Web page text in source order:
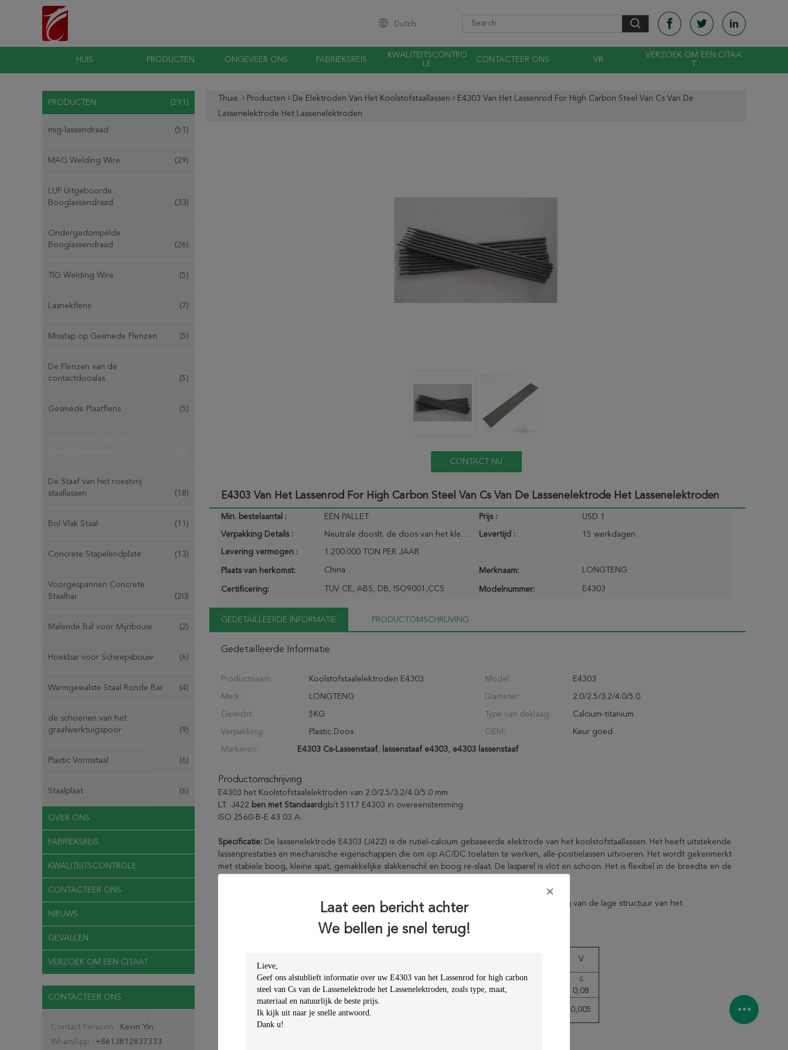
Laat een bericht achter
We bellen je snel terug!
Dutch
HUIS PRODUCTEN ONGEVEER ONS FABRIEKSREIS
KWALITEITSCONTRO
LE
CONTACTEER ONS VR
VERZOEK OM EEN CITAA
PRODUCTEN (291)
mig-lassendraad (51)
MAG Welding Wire (29)
LUF Uitgeboorde
Booglassendraad
(33)
Ondergedompelde
Booglassendraad
(26)
TIG Welding Wire (5)
Lasnekflens (7)
Misstap op Gesmede Flenzen (5)
De Flenzen van de
contactdooslas
(5)
Gesmede Plaatflens (5)
De Staaf van het roestvrij
staallassen
(18)
Bol Vlak Staal (11)
Concrete Stapelendplate (13)
Voorgespannen Concrete
Staalbar
(20)
Malende Bal voor Mijnbouw (2)
Hoekbar voor Scheepsbouw (6)
Warmgewalste Staal Ronde Bar (4)
de schoenen van het
graafwerktuigspoor
(9)
Plastic Vormstaal (6)
Staalplaat (6)
OVER ONS
FABRIEKSREIS
KWALITEITSCONTROLE
CONTACTEER ONS
NIEUWS
GEVALLEN
VERZOEK OM EEN CITAAT
CONTACTEER ONS
Contact Persoon : Kevin Yin
WhatsApp : +8613812837333
Thuis Producten De Elektroden Van Het Koolstofstaallassen
E4303 Van Het Lassenrod For High Carbon Steel Van Cs Van De
Lassenelektrode Het Lassenelektroden
CONTACT NU
E4303 Van Het Lassenrod For High Carbon Steel Van Cs Van De Lassenelektrode Het Lassenelektroden
Min. bestelaantal : ÉÉN PALLET Prijs : USD 1
Verpakking Details : Neutrale dooslt. de doos van het kleurenbox/oem merk Levertijd : 15 werkdagen
Levering vermogen : 1.200.000 TON PER JAAR
Plaats van herkomst: China Merknaam: LONGTENG
Certificering: TUV CE, ABS, DB, ISO9001,CCS Modelnummer: E4303
GEDETAILLEERDE INFORMATIE PRODUCTOMSCHRIJVING
Gedetailleerde Informatie
Productnaam: Koolstofstaalelektroden E4303 Model: E4303
Merk: LONGTENG Diameter: 2.0/2.5/3.2/4.0/5.0
Gewicht: 5KG Type van deklaag: Calcium-titanium
Verpakking: Plastic Doos OEM: Keur goed
Markeren: E4303 Cs-Lassenstaaf, lassenstaaf e4303, e4303 lassenstaaf
Productomschrijving
E4303 het Koolstofstaalelektroden van 2.0/2.5/3.2/4.0/5.0 mm
LT. ·J422 ben met Standaard gb/t 5117 E4303 in overeenstemming
ISO 2560-B-E 43 03 A
Specificatie: De lassenelektrode E4303 (J422) is de rutiel-calcium gebaseerde elektrode van het koolstofstaallassen. Het heeft uitstekende
lassenprestaties en mechanische eigenschappen die om op AC/DC toelaten te werken, alle-positielassen uitvoeren. Het wordt gekenmerkt
met stabiele boog, kleine spat, gemakkelijke slakkenschil en boog re-slaat. De lasparel is vlot en schoon. Het is flexibel in de breedte en de
GB E4030 wordt gebruikt voor lassen van laag koolstofstaalstructuur en lage sterkterang van de lage structuur van het
Samenstelling
V
Waarborgwaarde
≤
0,20
≤
1.20
≤
1.00
≤0.035 ≤0.040
≤
0,30
≤
0,20
≤
0,08
Algemeen
Resultaat
0,077 0,42 0,18 0,005